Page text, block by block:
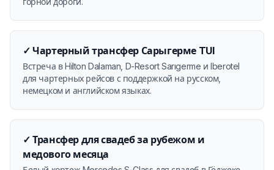
✓Чартерный трансфер Сарыгерме TUI
Встреча в Hilton Dalaman, D-Resort Sarıgerme и Iberotel
для чартерных рейсов с поддержкой на русском,
немецком и английском языках.
✓Трансфер для свадеб за рубежом и
медового месяца